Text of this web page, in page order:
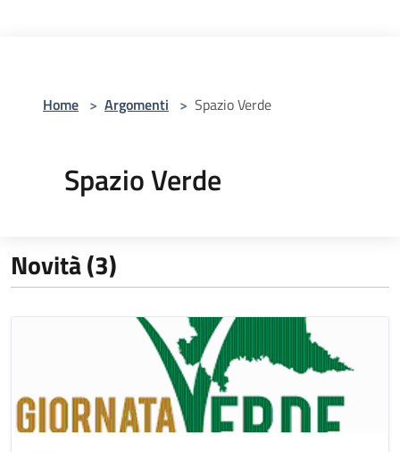
Home > Argomenti > Spazio Verde
Spazio Verde
Novità (3)